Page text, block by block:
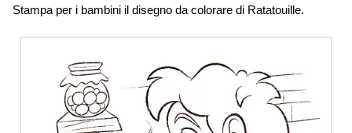
Stampa per i bambini il disegno da colorare di Ratatouille.